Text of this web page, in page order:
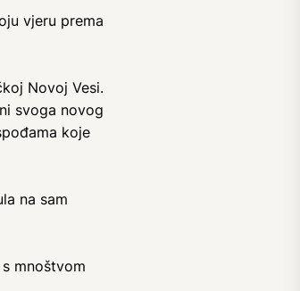
vjeru prema
Novoj Vesi.
svoga novog
koje
na sam
mnoštvom